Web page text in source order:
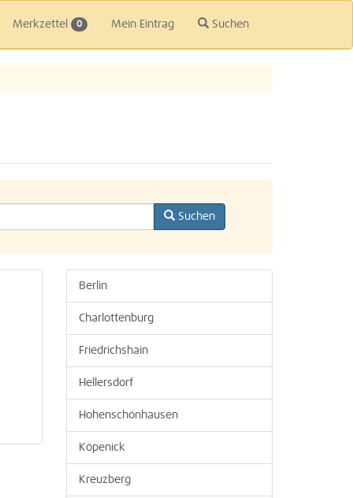
Merkzettel 0 Mein Eintrag Suchen
Suchen
Berlin
Charlottenburg
Friedrichshain
Hellersdorf
Hohenschönhausen
Köpenick
Kreuzberg